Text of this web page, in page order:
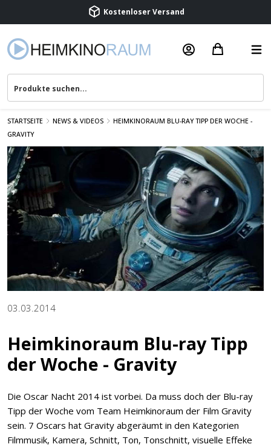
Kostenloser Versand
Beratung & Service
STARTSEITE NEWS & VIDEOS
HEIMKINORAUM BLU-RAY TIPP DER WOCHE -
GRAVITY
03.03.2014
Heimkinoraum Blu-ray Tipp
der Woche - Gravity
Die Oscar Nacht 2014 ist vorbei. Da muss doch der Blu-ray
Tipp der Woche vom Team Heimkinoraum der Film Gravity
sein. 7 Oscars hat Gravity abgeräumt in den Kategorien
Filmmusik, Kamera, Schnitt, Ton, Tonschnitt, visuelle Effeke